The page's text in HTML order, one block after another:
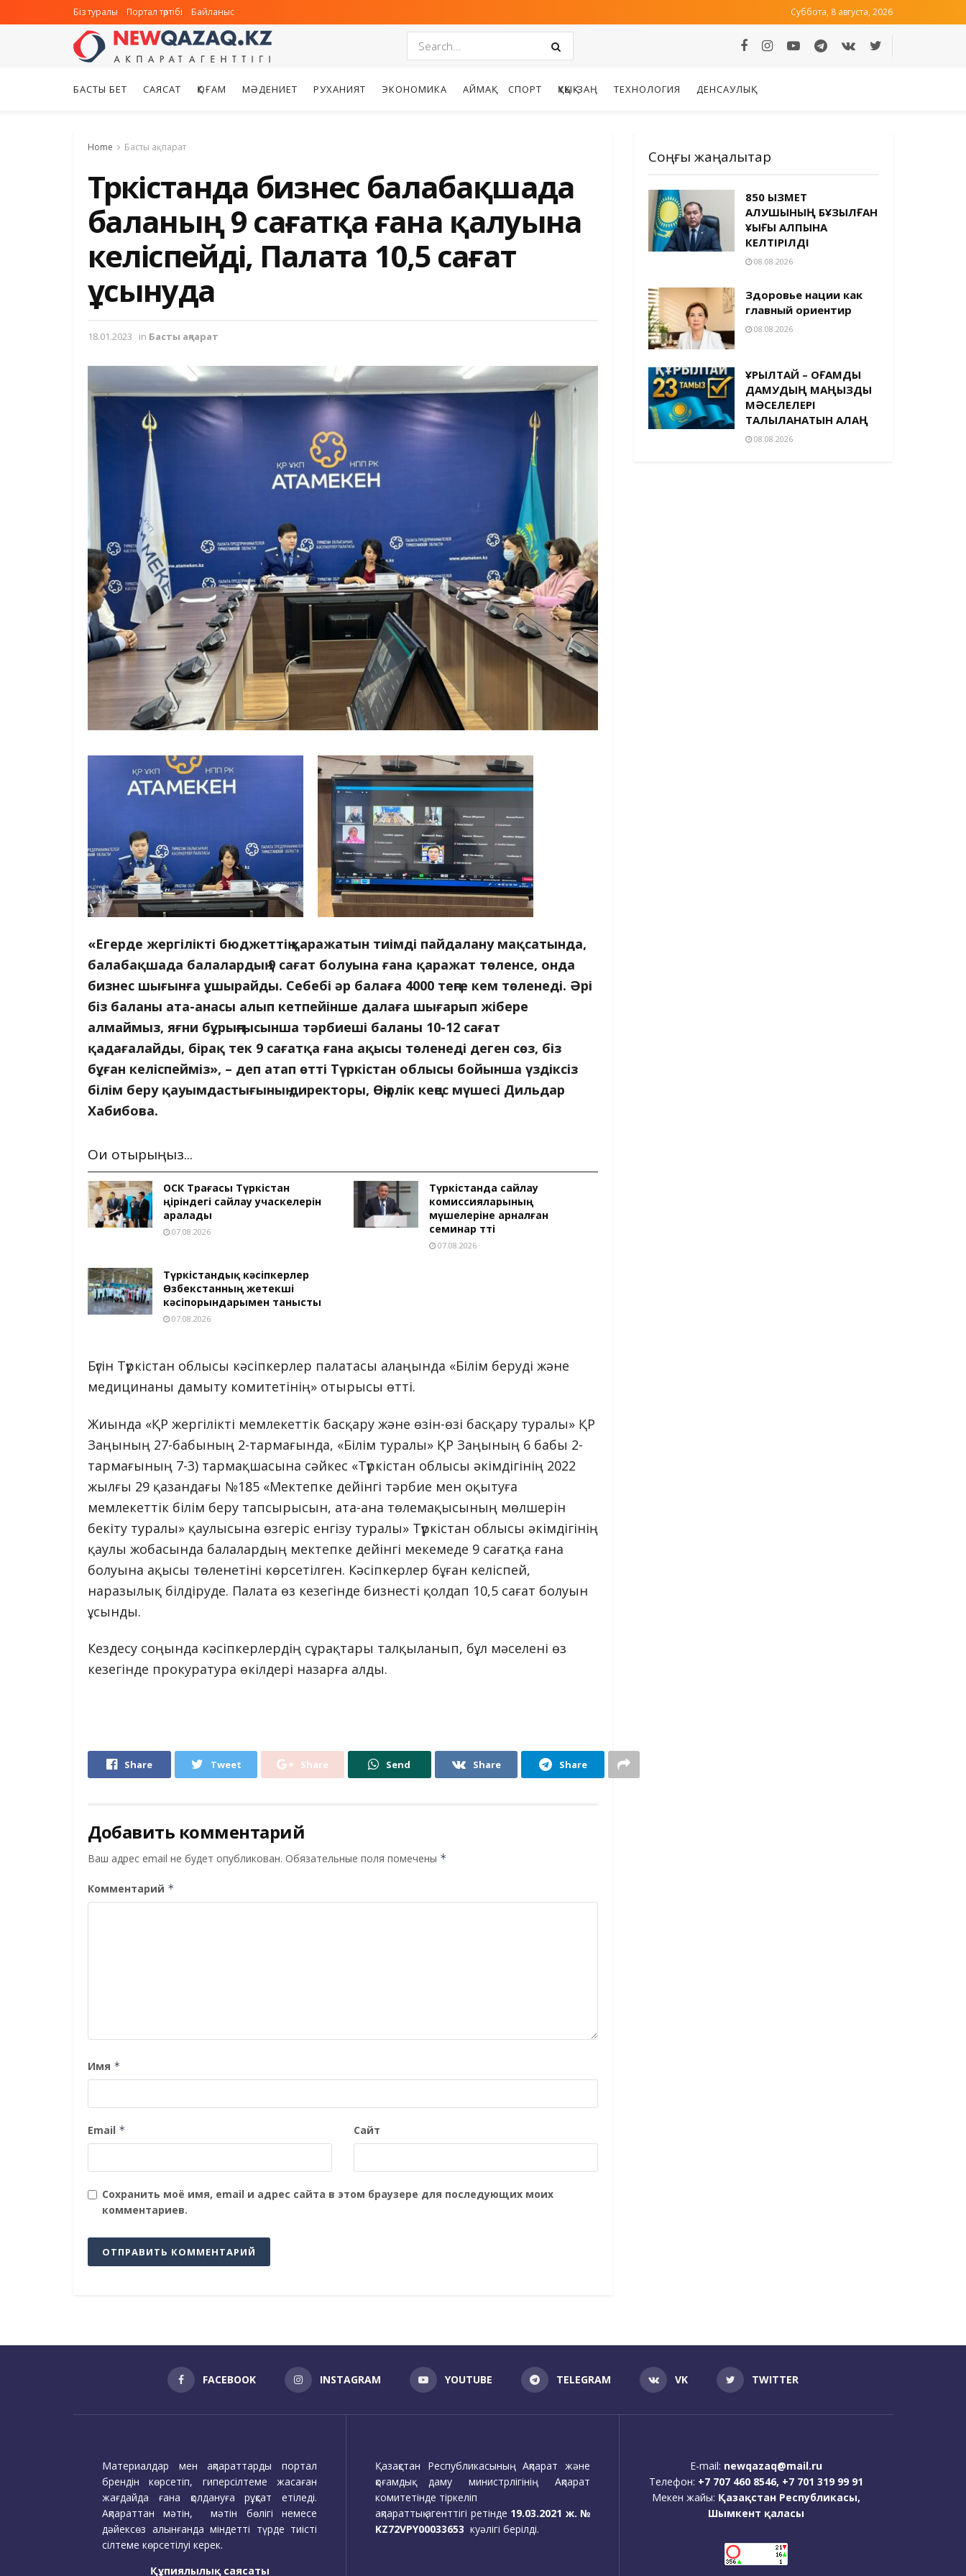
Біз туралы Портал тәртібі Байланыс Суббота, 8 августа, 2026
БАСТЫ БЕТ САЯСАТ ҚОҒАМ МӘДЕНИЕТ РУХАНИЯТ ЭКОНОМИКА АЙМАҚ СПОРТ ҚҰҚЫҚ-ЗАҢ ТЕХНОЛОГИЯ ДЕНСАУЛЫҚ
Home Басты ақпарат
Түркістанда бизнес балабақшада
баланың 9 сағатқа ғана қалуына
келіспейді, Палата 10,5 сағат
ұсынуда
18.01.2023 in Басты ақпарат
«Егерде жергілікті бюджеттің қаражатын тиімді пайдалану мақсатында,
балабақшада балалардың 9 сағат болуына ғана қаражат төленсе, онда
бизнес шығынға ұшырайды. Себебі әр балаға 4000 теңге кем төленеді. Әрі
біз баланы ата-анасы алып кетпейінше далаға шығарып жібере
алмаймыз, яғни бұрыңғысынша тәрбиеші баланы 10-12 сағат
қадағалайды, бірақ тек 9 сағатқа ғана ақысы төленеді деген сөз, біз
бұған келіспейміз», – деп атап өтті Түркістан облысы бойынша үздіксіз
білім беру қауымдастығының директоры, Өңірлік кеңес мүшесі Дильдар
Хабибова.
Оқи отырыңыз...
ОСК Төрағасы Түркістан
өңіріндегі сайлау учаскелерін
аралады
07.08.2026
Түркістанда сайлау
комиссияларының
мүшелеріне арналған
семинар өтті
07.08.2026
Түркістандық кәсіпкерлер
Өзбекстанның жетекші
кәсіпорындарымен танысты
07.08.2026
Бүгін Түркістан облысы кәсіпкерлер палатасы алаңында «Білім беруді және
медицинаны дамыту комитетінің» отырысы өтті.
Жиында «ҚР жергілікті мемлекеттік басқару және өзін-өзі басқару туралы» ҚР
Заңының 27-бабының 2-тармағында, «Білім туралы» ҚР Заңының 6 бабы 2-
тармағының 7-3) тармақшасына сәйкес «Түркістан облысы әкімдігінің 2022
жылғы 29 қазандағы №185 «Мектепке дейінгі тәрбие мен оқытуға
мемлекеттік білім беру тапсырысын, ата-ана төлемақысының мөлшерін
бекіту туралы» қаулысына өзгеріс енгізу туралы» Түркістан облысы әкімдігінің
қаулы жобасында балалардың мектепке дейінгі мекемеде 9 сағатқа ғана
болуына ақысы төленетіні көрсетілген. Кәсіпкерлер бұған келіспей,
наразылық білдіруде. Палата өз кезегінде бизнесті қолдап 10,5 сағат болуын
ұсынды.
Кездесу соңында кәсіпкерлердің сұрақтары талқыланып, бұл мәселені өз
кезегінде прокуратура өкілдері назарға алды.
Share Tweet Share Send Share Share
Добавить комментарий
Ваш адрес email не будет опубликован. Обязательные поля помечены *
Комментарий *
Имя *
Email * Сайт
Сохранить моё имя, email и адрес сайта в этом браузере для последующих моих
комментариев.
Соңғы жаңалықтар
850 ҚЫЗМЕТ
АЛУШЫНЫҢ БҰЗЫЛҒАН
ҚҰҚЫҒЫ ҚАЛПЫНА
КЕЛТІРІЛДІ
08.08.2026
Здоровье нации как
главный ориентир
08.08.2026
ҚҰРЫЛТАЙ – ҚОҒАМДЫҚ
ДАМУДЫҢ МАҢЫЗДЫ
МӘСЕЛЕЛЕРІ
ТАЛҚЫЛАНАТЫН АЛАҢ
08.08.2026
FACEBOOK INSTAGRAM YOUTUBE TELEGRAM VK TWITTER
Материалдар мен ақпараттарды портал
брендін көрсетіп, гиперсілтеме жасаған
жағдайда ғана қолдануға рұқсат етіледі.
Ақпараттан мәтін, мәтін бөлігі немесе
дәйексөз алынғанда міндетті түрде тиісті
сілтеме көрсетілуі керек.
Құпиялылық саясаты
Қазақстан Республикасының Ақпарат және
қоғамдық даму министрлігінің Ақпарат
комитетінде тіркеліп
ақпараттық агенттігі ретінде 19.03.2021 ж. №
KZ72VPY00033653 куәлігі берілді.
E-mail: newqazaq@mail.ru
Телефон: +7 707 460 8546, +7 701 319 99 91
Мекен жайы: Қазақстан Республикасы,
Шымкент қаласы